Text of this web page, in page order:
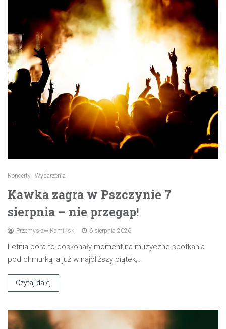
Koncerty Wydarzenia
Kawka zagra w Pszczynie 7
sierpnia – nie przegap!
Przemysław Kamiński 6 sierpnia 2026
Letnia pora to doskonały moment na muzyczne spotkania
pod chmurką, a już w najbliższy piątek,…
Czytaj dalej